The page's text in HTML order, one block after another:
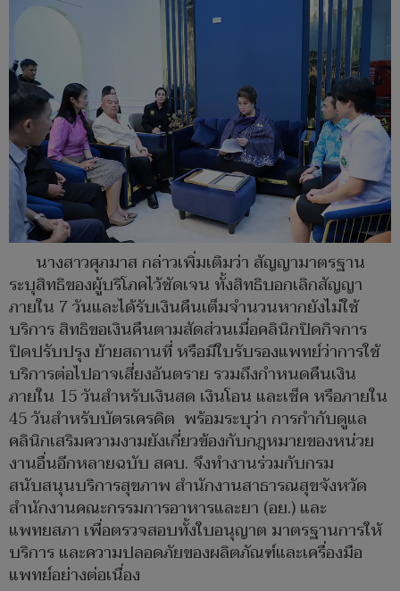
นางสาวศุภมาส กล่าวเพิ่มเติมว่า สัญญามาตรฐาน
ระบุสิทธิของผู้บริโภคไว้ชัดเจน ทั้งสิทธิบอกเลิกสัญญา
ภายใน 7 วันและได้รับเงินคืนเต็มจำนวนหากยังไม่ใช้
บริการ สิทธิขอเงินคืนตามสัดส่วนเมื่อคลินิกปิดกิจการ
ปิดปรับปรุง ย้ายสถานที่ หรือมีใบรับรองแพทย์ว่าการใช้
บริการต่อไปอาจเสี่ยงอันตราย รวมถึงกำหนดคืนเงิน
ภายใน 15 วันสำหรับเงินสด เงินโอน และเช็ค หรือภายใน
45 วันสำหรับบัตรเครดิต พร้อมระบุว่า การกำกับดูแล
คลินิกเสริมความงามยังเกี่ยวข้องกับกฎหมายของหน่วย
งานอื่นอีกหลายฉบับ สคบ. จึงทำงานร่วมกับกรม
สนับสนุนบริการสุขภาพ สำนักงานสาธารณสุขจังหวัด
สำนักงานคณะกรรมการอาหารและยา (อย.) และ
แพทยสภา เพื่อตรวจสอบทั้งใบอนุญาต มาตรฐานการให้
บริการ และความปลอดภัยของผลิตภัณฑ์และเครื่องมือ
แพทย์อย่างต่อเนื่อง